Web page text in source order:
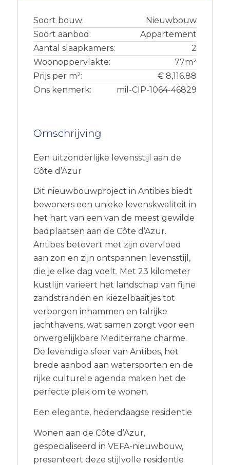
Soort bouw:
Nieuwbouw
Soort aanbod:
Appartement
Aantal slaapkamers:
2
Woonoppervlakte:
77m²
Prijs per m²:
€ 8,116.88
Ons kenmerk:
mil-CIP-1064-46829
Omschrijving
Een uitzonderlijke levensstijl aan de
Côte d’Azur
Dit nieuwbouwproject in Antibes biedt
bewoners een unieke levenskwaliteit in
het hart van een van de meest gewilde
badplaatsen aan de Côte d’Azur.
Antibes betovert met zijn overvloed
aan zon en zijn ontspannen levensstijl,
die je elke dag voelt. Met 23 kilometer
kustlijn varieert het landschap van fijne
zandstranden en kiezelbaaitjes tot
verborgen inhammen en talrijke
jachthavens, wat samen zorgt voor een
onvergelijkbare Mediterrane charme.
De levendige sfeer van Antibes, het
brede aanbod aan watersporten en de
rijke culturele agenda maken het de
perfecte plek om te wonen.
Een elegante, hedendaagse residentie
Wonen aan de Côte d’Azur,
gespecialiseerd in VEFA-nieuwbouw,
presenteert deze stijlvolle residentie